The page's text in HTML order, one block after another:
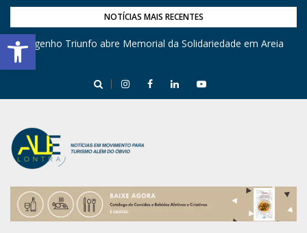
Barra de Ferramentas Aberta
NOTÍCIAS MAIS RECENTES
Engenho Triunfo abre Memorial da Solidariedade em Areia